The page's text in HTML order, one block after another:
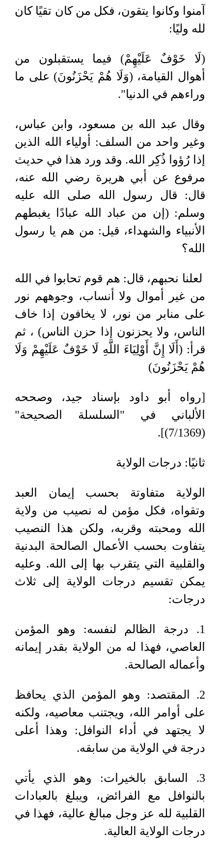
آمنوا وكانوا يتقون، فكل من كان تقيًا كان
لله وليًا:
(لَا خَوْفٌ عَلَيْهِمْ) فيما يستقبلون من
أهوال القيامة، (وَلَا هُمْ يَحْزَنُونَ) على ما
وراءهم في الدنيا".
وقال عبد الله بن مسعود، وابن عباس،
وغير واحد من السلف: أولياء الله الذين
إذا رُؤوا ذُكِر الله. وقد ورد هذا في حديث
مرفوع عن أبي هريرة رضي الله عنه،
قال: قال رسول الله صلى الله عليه
وسلم: (إن من عباد الله عبادًا يغبطهم
الأنبياء والشهداء، قيل: من هم يا رسول
الله؟
لعلنا نحبهم، قال: هم قوم تحابوا في الله
من غير أموال ولا أنساب، وجوههم نور
على منابر من نور، لا يخافون إذا خاف
الناس، ولا يحزنون إذا حزن الناس) ، ثم
قرأ: (أَلَا إِنَّ أَوْلِيَاءَ اللَّهِ لَا خَوْفٌ عَلَيْهِمْ وَلَا
هُمْ يَحْزَنُونَ)
[رواه أبو داود بإسناد جيد، وصححه
الألباني في "السلسلة الصحيحة"
(7/1369)].
ثانيًا: درجات الولاية
الولاية متفاوتة بحسب إيمان العبد
وتقواه، فكل مؤمن له نصيب من ولاية
الله ومحبته وقربه، ولكن هذا النصيب
يتفاوت بحسب الأعمال الصالحة البدنية
والقلبية التي يتقرب بها إلى الله. وعليه
يمكن تقسيم درجات الولاية إلى ثلاث
درجات:
1. درجة الظالم لنفسه: وهو المؤمن
العاصي، فهذا له من الولاية بقدر إيمانه
وأعماله الصالحة.
2. المقتصد: وهو المؤمن الذي يحافظ
على أوامر الله، ويجتنب معاصيه، ولكنه
لا يجتهد في أداء النوافل: وهذا أعلى
درجة في الولاية من سابقه.
3. السابق بالخيرات: وهو الذي يأتي
بالنوافل مع الفرائض، ويبلغ بالعبادات
القلبية لله عز وجل مبالغ عالية، فهذا في
درجات الولاية العالية.